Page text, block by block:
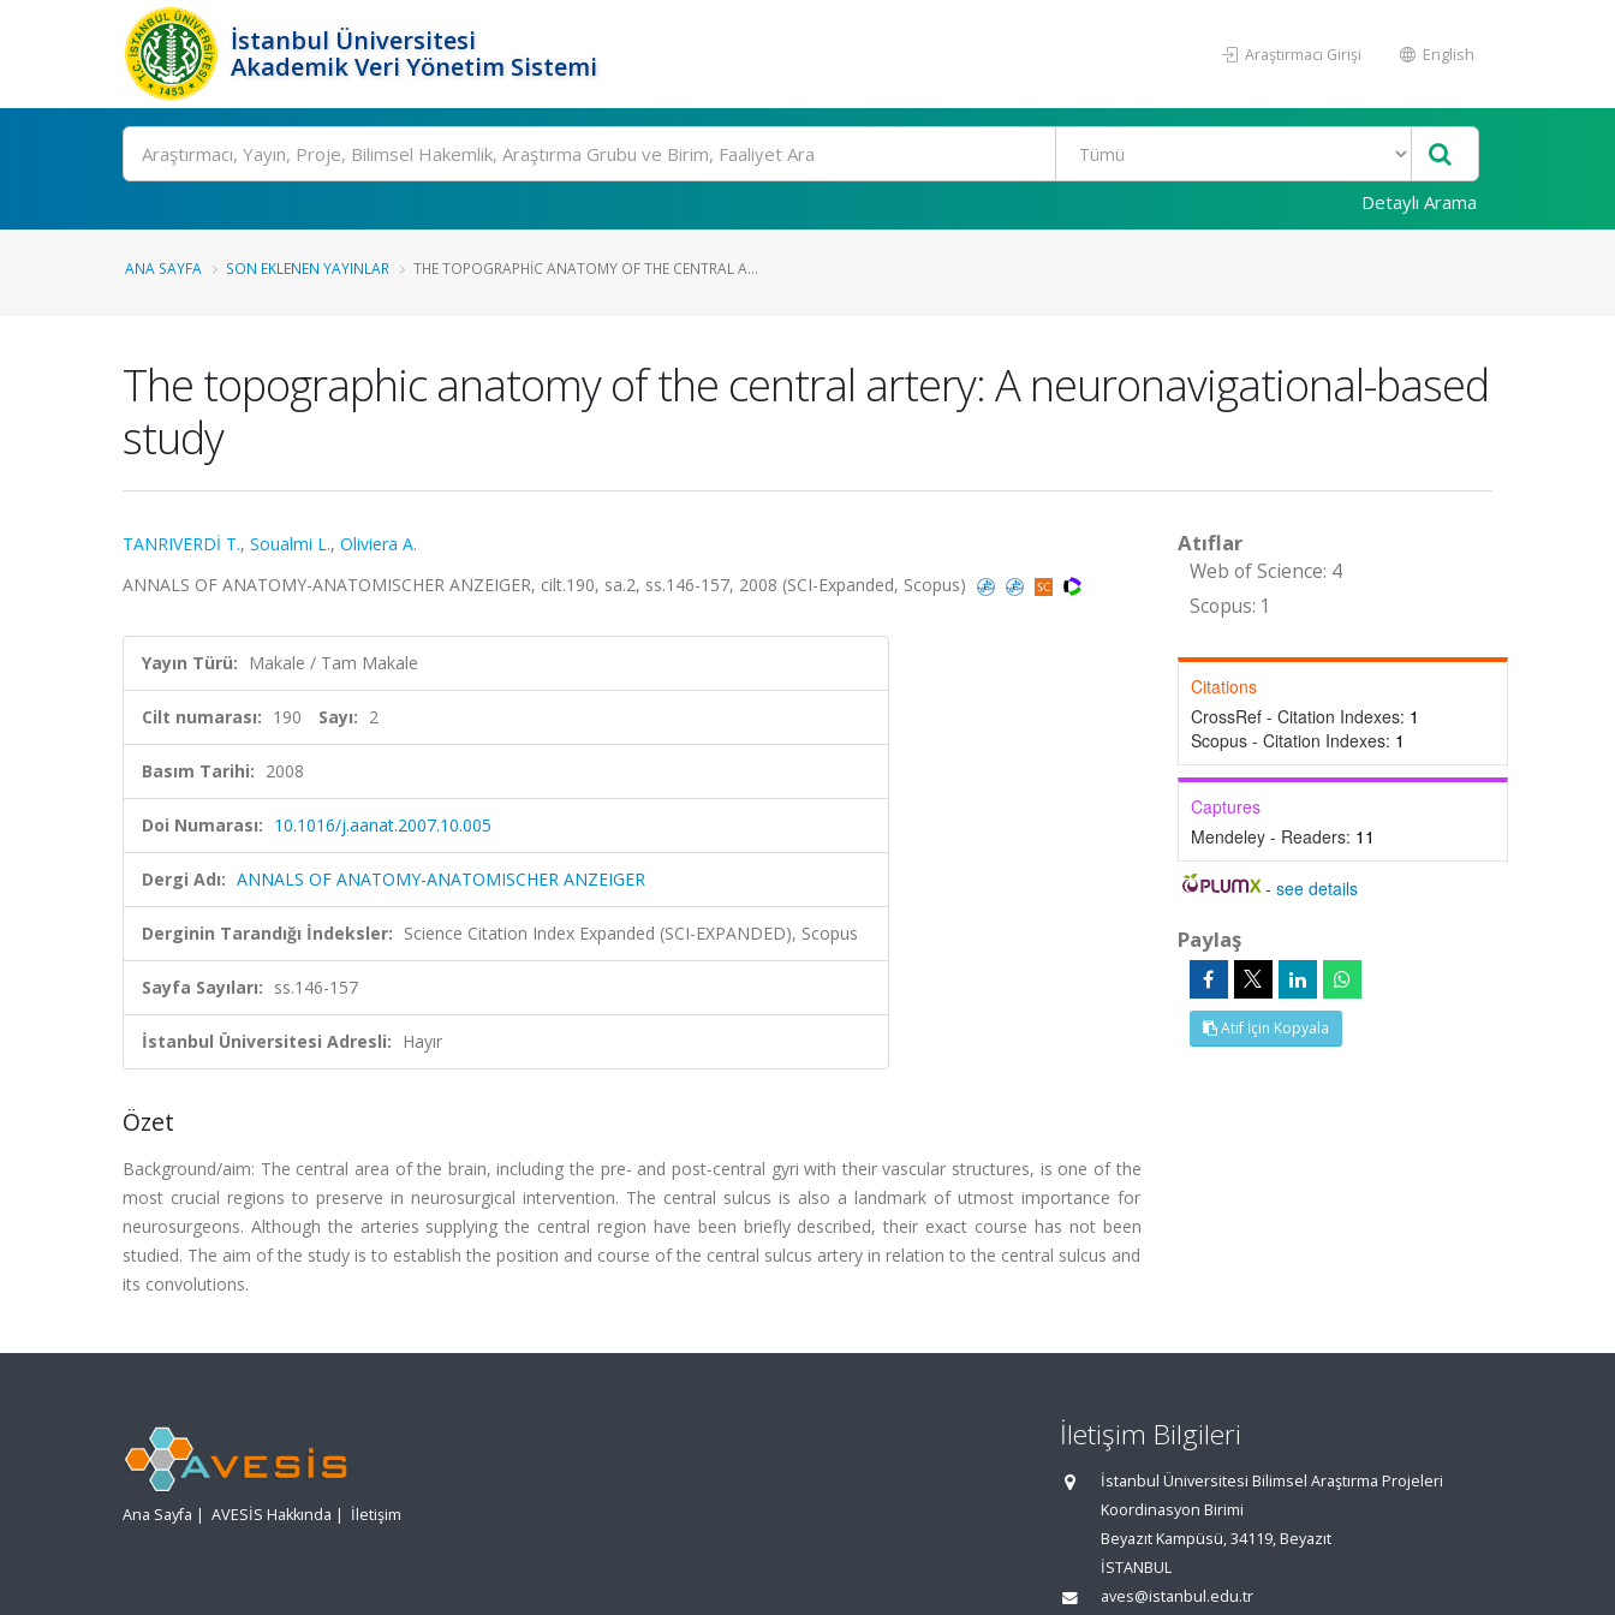
İstanbul Üniversitesi
Akademik Veri Yönetim Sistemi
Araştırmacı Girişi English
Ara
Detaylı Arama
ANA SAYFA SON EKLENEN YAYINLAR THE TOPOGRAPHIC ANATOMY OF THE CENTRAL A...
The topographic anatomy of the central artery: A neuronavigational-based
study
TANRIVERDİ T., Soualmi L., Oliviera A.
ANNALS OF ANATOMY-ANATOMISCHER ANZEIGER, cilt.190, sa.2, ss.146-157, 2008 (SCI-Expanded, Scopus)
Yayın Türü: Makale / Tam Makale
Cilt numarası: 190 Sayı: 2
Basım Tarihi: 2008
Doi Numarası: 10.1016/j.aanat.2007.10.005
Dergi Adı: ANNALS OF ANATOMY-ANATOMISCHER ANZEIGER
Derginin Tarandığı İndeksler: Science Citation Index Expanded (SCI-EXPANDED), Scopus
Sayfa Sayıları: ss.146-157
İstanbul Üniversitesi Adresli: Hayır
Özet
Background/aim: The central area of the brain, including the pre- and post-central gyri with their vascular structures, is one of the
most crucial regions to preserve in neurosurgical intervention. The central sulcus is also a landmark of utmost importance for
neurosurgeons. Although the arteries supplying the central region have been briefly described, their exact course has not been
studied. The aim of the study is to establish the position and course of the central sulcus artery in relation to the central sulcus and
its convolutions.
Atıflar
Web of Science: 4
Scopus: 1
Citations
CrossRef - Citation Indexes: 1
Scopus - Citation Indexes: 1
Captures
Mendeley - Readers: 11
-see details
Paylaş
Atıf İçin Kopyala
Ana Sayfa | AVESİS Hakkında | İletişim
İletişim Bilgileri
İstanbul Üniversitesi Bilimsel Araştırma Projeleri
Koordinasyon Birimi
Beyazıt Kampüsü, 34119, Beyazıt
İSTANBUL
aves@istanbul.edu.tr